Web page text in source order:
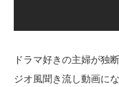
ドラマ好きの主婦が独
ジオ風聞き流し動画に